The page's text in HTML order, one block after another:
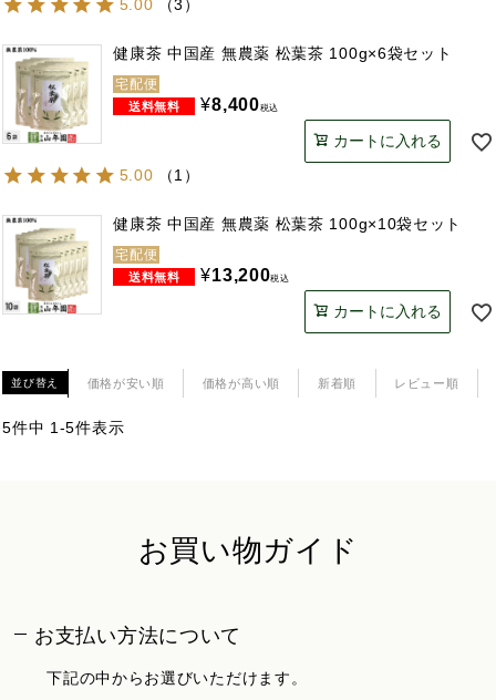
5.00
（3 ）
健康茶 中国産 無農薬 松葉茶 100g×6袋セット
宅配便
¥8,400税込
カートに入れる
5.00
（1 ）
健康茶 中国産 無農薬 松葉茶 100g×10袋セット
宅配便
¥13,200税込
カートに入れる
並び替え 価格が安い順 価格が高い順 新着順 レビュー順
5件中 1 -5件表示
お買い物ガイド
お支払い方法について
下記の中からお選びいただけます。